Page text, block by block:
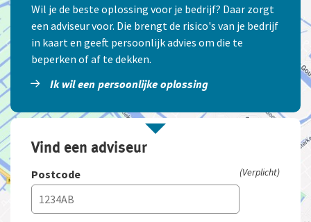
Wil je de beste oplossing voor je bedrijf? Daar zorgt
een adviseur voor. Die brengt de risico's van je bedrijf
in kaart en geeft persoonlijk advies om die te
beperken of af te dekken.
Ik wil een persoonlijke oplossing
Vind een adviseur
Postcode (Verplicht)